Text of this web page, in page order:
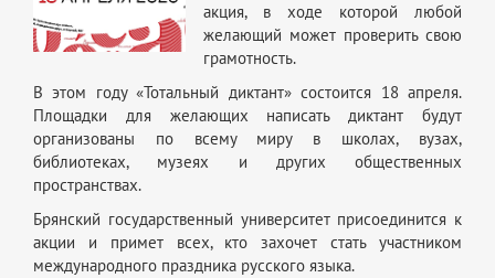
акция, в ходе которой любой
желающий может проверить свою
грамотность.
В этом году «Тотальный диктант» состоится 18 апреля.
Площадки для желающих написать диктант будут
организованы по всему миру в школах, вузах,
библиотеках, музеях и других общественных
пространствах.
Брянский государственный университет присоединится к
акции и примет всех, кто захочет стать участником
международного праздника русского языка.